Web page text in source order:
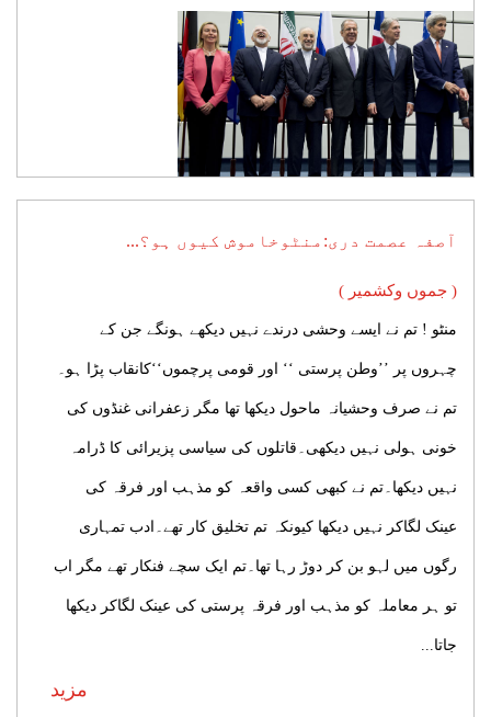
آصفہ عصمت دری:منٹوخاموش کیوں ہو؟...
( جموں وکشمیر )
منٹو ! تم نے ایسے وحشی درندے نہیں دیکھے ہونگے جن کے
چہروں پر ’’وطن پرستی ‘‘ اور قومی پرچموں‘‘کانقاب پڑا ہو۔
تم نے صرف وحشیانہ ماحول دیکھا تھا مگر زعفرانی غنڈوں کی
خونی ہولی نہیں دیکھی۔قاتلوں کی سیاسی پزیرائی کا ڈرامہ
نہیں دیکھا۔تم نے کبھی کسی واقعہ کو مذہب اور فرقہ کی
عینک لگاکر نہیں دیکھا کیونکہ تم تخلیق کار تھے۔ادب تمہاری
رگوں میں لہو بن کر دوڑ رہا تھا۔تم ایک سچے فنکار تھے مگر اب
تو ہر معاملہ کو مذہب اور فرقہ پرستی کی عینک لگاکر دیکھا
جاتا...
مزید